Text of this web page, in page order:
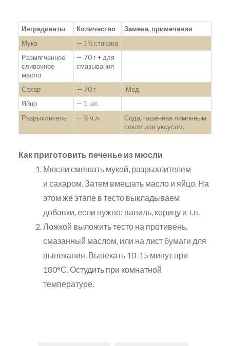
Ингредиенты Количество
Замена, примечания
Мука
— 1½ стакана
Размягченное
сливочное
масло
— 70 г + для
смазывания
Сахар — 70 г
Мед
Яйцо
— 1 шт.
Разрыхлитель
— ½ ч.л.
Сода, гашенная лимонным
соком или уксусом.
Как приготовить печенье из мюсли
Мюсли смешать мукой, разрыхлителем
и сахаром. Затем вмешать масло и яйцо. На
этом же этапе в тесто выкладываем
добавки, если нужно: ваниль, корицу и т.п.
Ложкой выложить тесто на противень,
смазанный маслом, или на лист бумаги для
выпекания. Выпекать 10-15 минут при
180°С. Остудить при комнатной
температуре.